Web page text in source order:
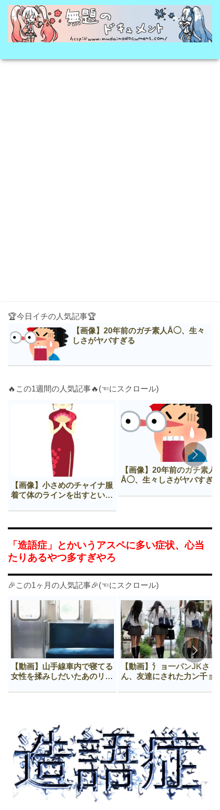
🏆今日イチの人気記事🏆
【画像】20年前のガチ素人Å◯、生々
しさがヤバすぎる
🔥この1週間の人気記事🔥(☜にスクロール)
【画像】小さめのチャイナ服
着て体のラインを出すという
【画像】20年前のガチ素人
Å◯、生々しさがヤバすぎ
「造語症」とかいうアスペに多い症状、心当
たりあるやつ多すぎやろ
🎉この1ヶ月の人気記事🎉(☜にスクロール)
【動画】山手線車内で寝てる
女性を揉みしだいたあのリー
【動画】氵ョ一パンJKさ
ん、友達にされた力ン千ョ